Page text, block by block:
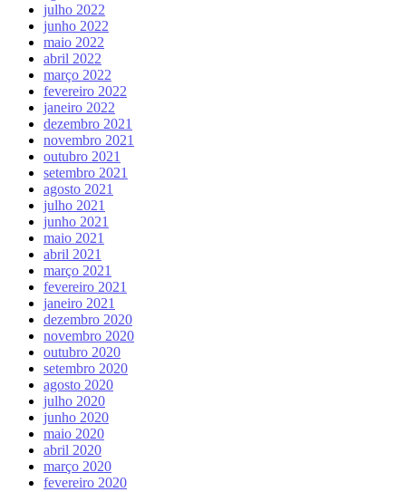
julho 2022
junho 2022
maio 2022
abril 2022
março 2022
fevereiro 2022
janeiro 2022
dezembro 2021
novembro 2021
outubro 2021
setembro 2021
agosto 2021
julho 2021
junho 2021
maio 2021
abril 2021
março 2021
fevereiro 2021
janeiro 2021
dezembro 2020
novembro 2020
outubro 2020
setembro 2020
agosto 2020
julho 2020
junho 2020
maio 2020
abril 2020
março 2020
fevereiro 2020